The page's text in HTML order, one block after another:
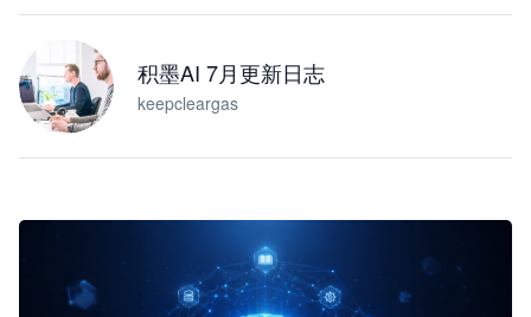
积墨AI 7月更新日志
keepcleargas